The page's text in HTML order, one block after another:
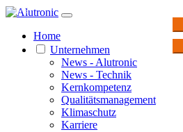
Home
Unternehmen
News - Alutronic
News - Technik
Kernkompetenz
Qualitätsmanagement
Klimaschutz
Karriere
1 / 2